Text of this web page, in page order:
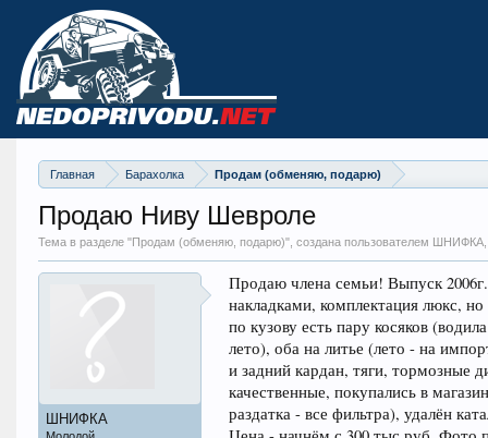
Главная Барахолка Продам (обменяю, подарю)
Продаю Ниву Шевроле
Тема в разделе "Продам (обменяю, подарю)", создана пользователем
ШНИФКА
Продаю члена семьи! Выпуск
накладками, комплектация люкс,
по кузову есть пару косяков
лето), оба на литье (лето - на
и задний кардан, тяги, тормозные
качественные, покупались в
раздатка - все фильтра), удалён